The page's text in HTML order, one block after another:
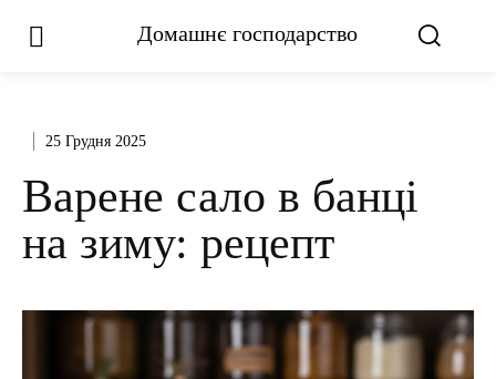
Домашнє господарство
25 Грудня 2025
Варене сало в банці
на зиму: рецепт